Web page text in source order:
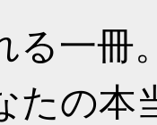
る一冊
の本